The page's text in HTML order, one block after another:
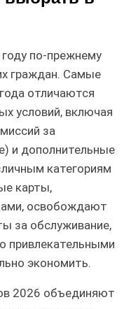
по-прежнему
граждан. Самые
отличаются
условий, включая
за
и дополнительные
категориям
карты,
освобождают
за обслуживание,
привлекательными
экономить.
2026 объединяют